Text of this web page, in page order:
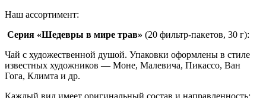
Наш ассортимент:
Серия «Шедевры в мире трав» (20 фильтр-пакетов, 30 г):
Чай с художественной душой. Упаковки оформлены в стиле
известных художников — Моне, Малевича, Пикассо, Ван
Гога, Климта и др.
Каждый вид имеет оригинальный состав и направленность: